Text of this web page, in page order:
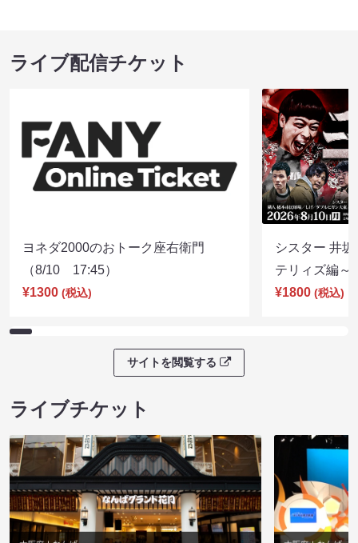
ライブ配信チケット
ヨネダ2000のおトーク座右衛門
（8/10 17:45）
¥1300 (税込)
シスター 井
テリィズ編
¥1800 (税込)
サイトを閲覧する
ライブチケット